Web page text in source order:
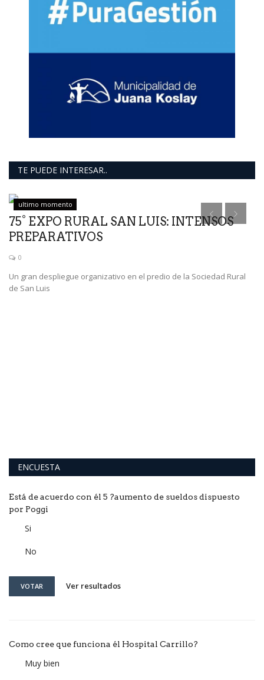
TE PUEDE INTERESAR..
ultimo momento
75° EXPO RURAL SAN LUIS: INTENSOS
PREPARATIVOS
0
Un gran despliegue organizativo en el predio de la Sociedad Rural
de San Luis
ENCUESTA
Está de acuerdo con él 5 ?aumento de sueldos dispuesto
por Poggi
Si
No
VOTAR Ver resultados
Como cree que funciona él Hospital Carrillo?
Muy bien